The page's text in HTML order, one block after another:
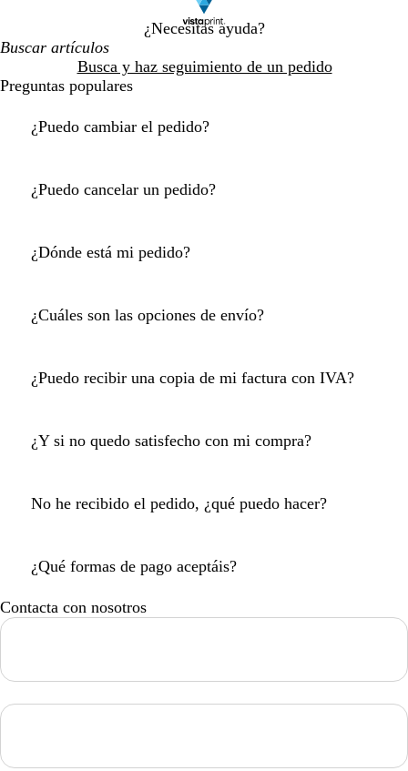
¿Necesitas ayuda?
Busca y haz seguimiento de un pedido
Preguntas populares
¿Puedo cambiar el pedido?
¿Puedo cancelar un pedido?
¿Dónde está mi pedido?
¿Cuáles son las opciones de envío?
¿Puedo recibir una copia de mi factura con IVA?
¿Y si no quedo satisfecho con mi compra?
No he recibido el pedido, ¿qué puedo hacer?
¿Qué formas de pago aceptáis?
Contacta con nosotros